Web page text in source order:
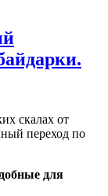
скалах от
переход по
для